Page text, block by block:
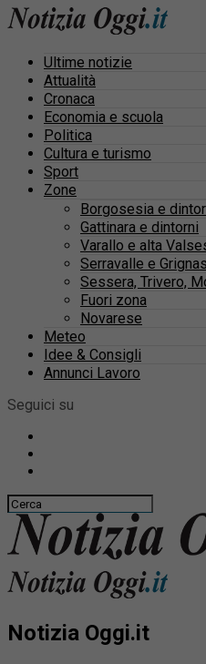
Ultime notizie
Attualità
Cronaca
Economia e scuola
Politica
Cultura e turismo
Sport
Zone
Borgosesia e
Gattinara e dintorni
Varallo e alta
Serravalle e
Sessera, Trivero,
Fuori zona
Novarese
Meteo
Idee & Consigli
Annunci Lavoro
Seguici su
Notizia Oggi.it